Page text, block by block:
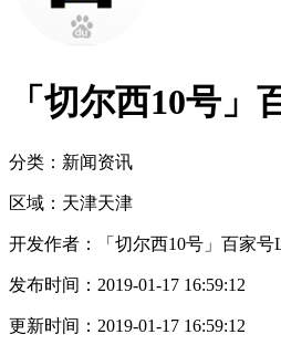
「切尔西10号」
分类：新闻资讯
区域： 天津天津
开发作者： 「切尔西10号」百家号
发布时间： 2019-01-17 16:59:12
更新时间： 2019-01-17 16:59:12